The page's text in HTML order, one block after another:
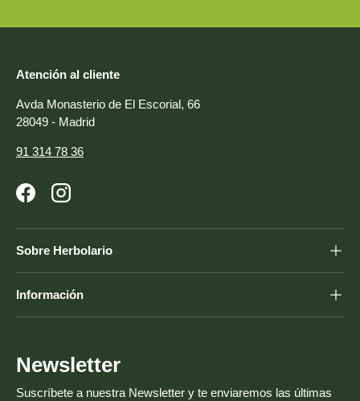
Atención al cliente
Avda Monasterio de El Escorial, 66
28049 - Madrid
91 314 78 36
FacebookInstagram
Sobre Herbolario
Información
Newsletter
Suscríbete a nuestra Newsletter y te enviaremos las últimas